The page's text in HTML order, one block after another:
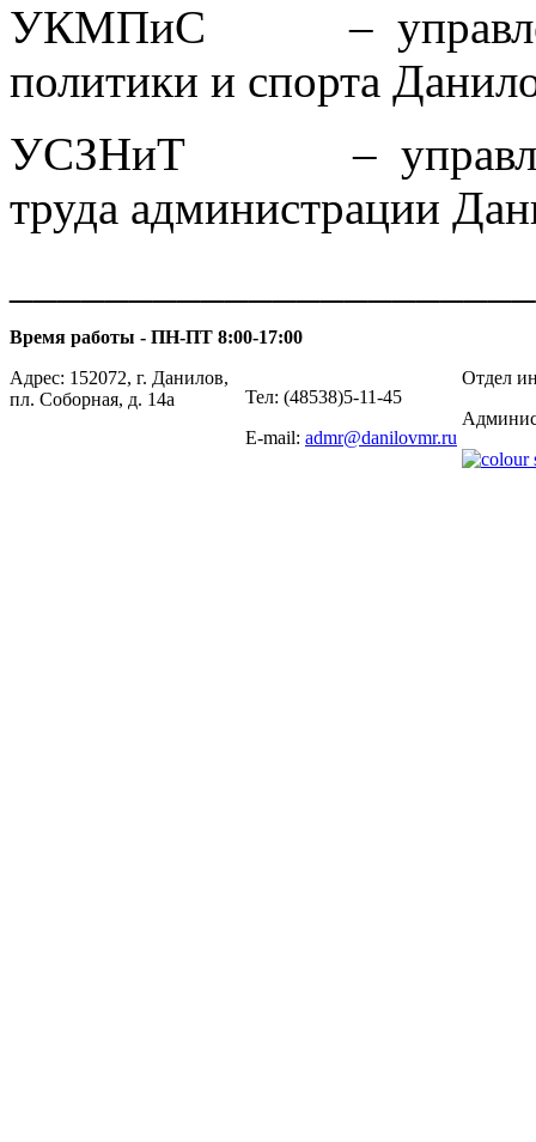
УКМПиС –
политики и спорта
УСЗНиТ – управление
труда администрации
Время работы - ПН-ПТ 8:00-17:00
Адрес: 152072, г. Данилов,
пл. Соборная, д. 14а
Тел: (48538)5-11-45
E-mail: admr@danilovmr.ru
Отдел